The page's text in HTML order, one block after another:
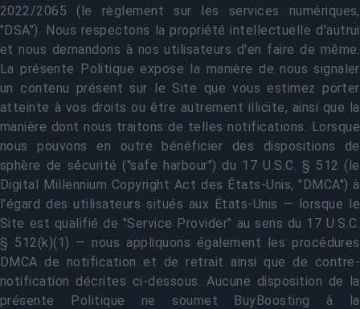
2022/2065 (le règlement sur les services numériques,
"DSA"). Nous respectons la propriété intellectuelle d'autrui
et nous demandons à nos utilisateurs d'en faire de même.
La présente Politique expose la manière de nous signaler
un contenu présent sur le Site que vous estimez porter
atteinte à vos droits ou être autrement illicite, ainsi que la
manière dont nous traitons de telles notifications. Lorsque
nous pouvons en outre bénéficier des dispositions de
sphère de sécurité ("safe harbour") du 17 U.S.C. § 512 (le
Digital Millennium Copyright Act des États-Unis, "DMCA") à
l'égard des utilisateurs situés aux États-Unis — lorsque le
Site est qualifié de "Service Provider" au sens du 17 U.S.C.
§ 512(k)(1) — nous appliquons également les procédures
DMCA de notification et de retrait ainsi que de contre-
notification décrites ci-dessous. Aucune disposition de la
présente Politique ne soumet BuyBoosting à la